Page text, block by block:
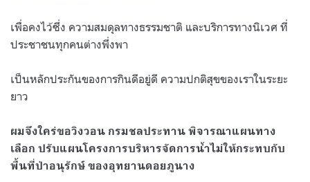
เพื่อคงไว้ซึ่ง ความสมดุลทางธรรมชาติ และบริการทางนิเวศ ที่
ประชาชนทุกคนต่างพึ่งพา
เป็นหลักประกันของการกินดีอยู่ดี ความปกติสุขของเราในระยะ
ยาว
ผมจึงใคร่ขอวิงวอน กรมชลประทาน พิจารณาแผนทาง
เลือก ปรับแผนโครงการบริหารจัดการน้ำไม่ให้กระทบกับ
พื้นที่ป่าอนุรักษ์ ของอุทยานดอยภูนาง